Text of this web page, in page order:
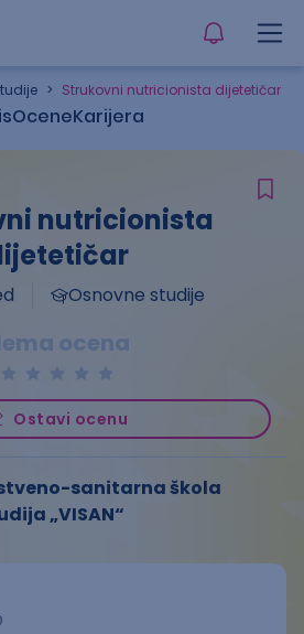
> Strukovni nutricionista dijetetičar
OceneKarijera
nutricionista
Osnovne studije
ocena
Ostavi ocenu
sanitarna škola
„VISAN“